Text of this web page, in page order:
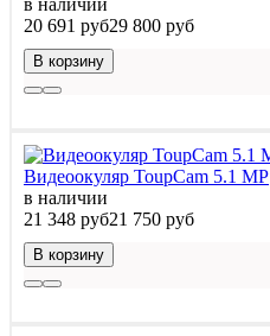
20 691 руб29 800 руб
В корзину
Видеоокуляр ToupCam 5.1 MP
в наличии
21 348 руб21 750 руб
В корзину